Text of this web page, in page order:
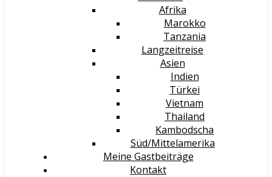
Afrika
Marokko
Tanzania
Langzeitreise
Asien
Indien
Türkei
Vietnam
Thailand
Kambodscha
Süd/Mittelamerika
Meine Gastbeiträge
Kontakt